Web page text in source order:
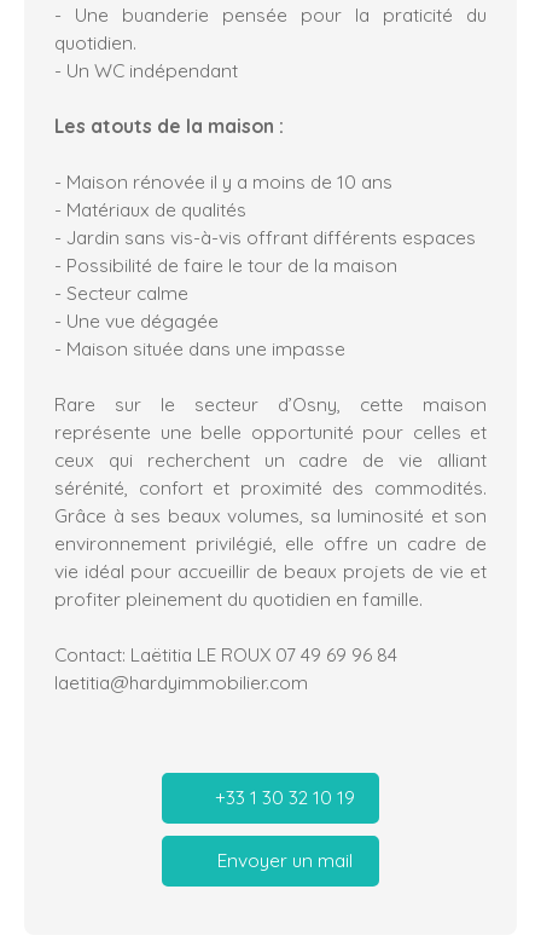
- Une buanderie pensée pour la praticité du
quotidien.
- Un WC indépendant
Les atouts de la maison :
- Maison rénovée il y a moins de 10 ans
- Matériaux de qualités
- Jardin sans vis-à-vis offrant différents espaces
- Possibilité de faire le tour de la maison
- Secteur calme
- Une vue dégagée
- Maison située dans une impasse
Rare sur le secteur d’Osny, cette maison
représente une belle opportunité pour celles et
ceux qui recherchent un cadre de vie alliant
sérénité, confort et proximité des commodités.
Grâce à ses beaux volumes, sa luminosité et son
environnement privilégié, elle offre un cadre de
vie idéal pour accueillir de beaux projets de vie et
profiter pleinement du quotidien en famille.
Contact: Laëtitia LE ROUX 07 49 69 96 84
laetitia@hardyimmobilier.com
+33 1 30 32 10 19
Envoyer un mail